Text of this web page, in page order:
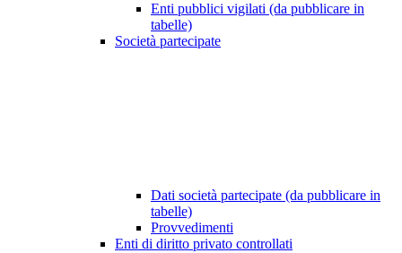
Enti pubblici vigilati (da pubblicare in
tabelle)
Società partecipate
Dati società partecipate (da pubblicare in
tabelle)
Provvedimenti
Enti di diritto privato controllati